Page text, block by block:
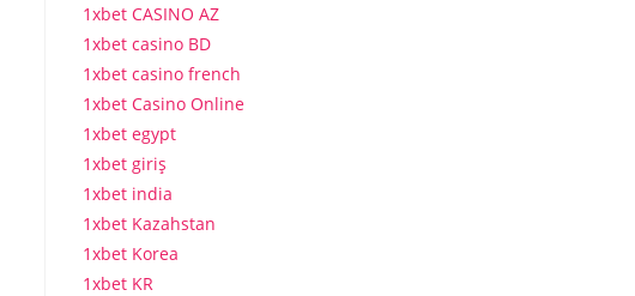
1xbet CASINO AZ
1xbet casino BD
1xbet casino french
1xbet Casino Online
1xbet egypt
1xbet giriş
1xbet india
1xbet Kazahstan
1xbet Korea
1xbet KR